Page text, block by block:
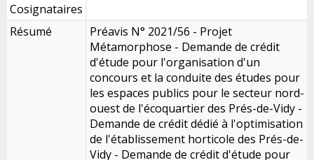
Cosignataires
Résumé
Préavis N° 2021/56 - Projet
Métamorphose - Demande de crédit
d'étude pour l'organisation d'un
concours et la conduite des études pour
les espaces publics pour le secteur nord-
ouest de l'écoquartier des Prés-de-Vidy -
Demande de crédit dédié à l'optimisation
de l'établissement horticole des Prés-de-
Vidy - Demande de crédit d'étude pour